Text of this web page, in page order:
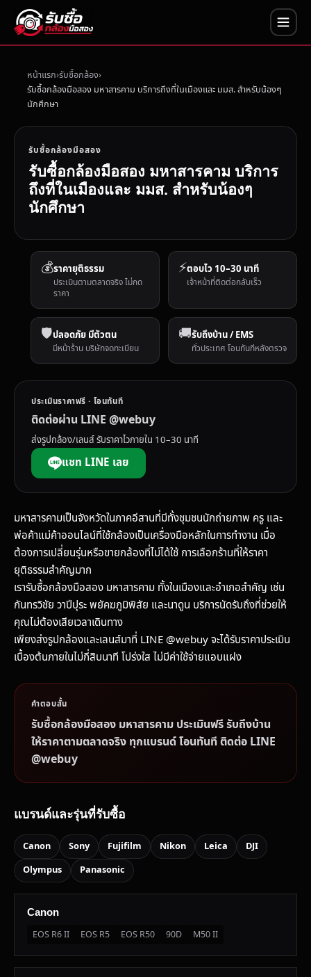
หน้าแรก รับซื้อกล้อง
รับซื้อกล้องมือสอง มหาสารคาม บริการถึงที่ในเมืองและ มมส. สำหรับน้องๆ
นักศึกษา
รับซื้อกล้องมือสอง
รับซื้อกล้องมือสอง มหาสารคาม บริการ
ถึงที่ในเมืองและ มมส. สำหรับน้องๆ
นักศึกษา
💰ราคายุติธรรม
ประเมินตามตลาดจริง ไม่กด
ราคา
⚡ตอบไว 10–30 นาที
เจ้าหน้าที่ติดต่อกลับเร็ว
🛡️ปลอดภัย มีตัวตน
มีหน้าร้าน บริษัทจดทะเบียน
🚚รับถึงบ้าน / EMS
ทั่วประเทศ โอนทันทีหลังตรวจ
ประเมินราคาฟรี · โอนทันที
ติดต่อผ่าน LINE @webuy
ส่งรูปกล้อง/เลนส์ รับราคาไวภายใน 10–30 นาที
แชท LINE เลย
มหาสารคามเป็นจังหวัดในภาคอีสานที่มีทั้งชุมชนนักถ่ายภาพ ครู และ
พ่อค้าแม่ค้าออนไลน์ที่ใช้กล้องเป็นเครื่องมือหลักในการทำงาน เมื่อ
ต้องการเปลี่ยนรุ่นหรือขายกล้องที่ไม่ได้ใช้ การเลือกร้านที่ให้ราคา
ยุติธรรมสำคัญมาก
เรารับซื้อกล้องมือสอง มหาสารคาม ทั้งในเมืองและอำเภอสำคัญ เช่น
กันทรวิชัย วาปีปุระ พยัคฆภูมิพิสัย และนาดูน บริการนัดรับถึงที่ช่วยให้
คุณไม่ต้องเสียเวลาเดินทาง
เพียงส่งรูปกล้องและเลนส์มาที่ LINE @webuy จะได้รับราคาประเมิน
เบื้องต้นภายในไม่กี่สิบนาที โปร่งใส ไม่มีค่าใช้จ่ายแอบแฝง
คำตอบสั้น
รับซื้อกล้องมือสอง มหาสารคาม ประเมินฟรี รับถึงบ้าน
ให้ราคาตามตลาดจริง ทุกแบรนด์ โอนทันที ติดต่อ LINE
@webuy
แบรนด์และรุ่นที่รับซื้อ
Canon Sony Fujifilm Nikon Leica
DJI
Olympus
Panasonic
Canon
EOS R6 II EOS R5 EOS R50 90D M50 II